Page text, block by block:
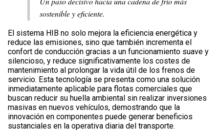
sostenible y eficiente.
El sistema HIB no solo mejora la eficiencia energética y
reduce las emisiones, sino que también incrementa el
confort de conducción gracias a un funcionamiento suave y
silencioso, y reduce significativamente los costes de
mantenimiento al prolongar la vida útil de los frenos de
servicio. Esta tecnología se presenta como una solución
inmediatamente aplicable para flotas comerciales que
buscan reducir su huella ambiental sin realizar inversiones
masivas en nuevos vehículos, demostrando que la
innovación en componentes puede generar beneficios
sustanciales en la operativa diaria del transporte.